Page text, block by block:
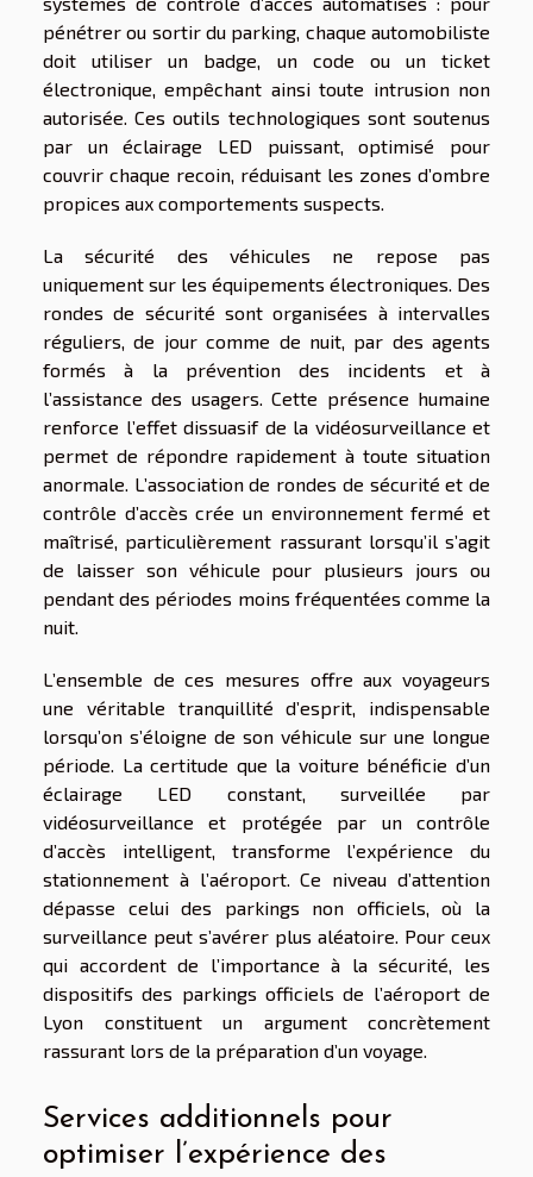
pénétrer ou sortir du parking, chaque automobiliste
doit utiliser un badge, un code ou un ticket
électronique, empêchant ainsi toute intrusion non
autorisée. Ces outils technologiques sont soutenus
par un éclairage LED puissant, optimisé pour
couvrir chaque recoin, réduisant les zones d’ombre
propices aux comportements suspects.
La sécurité des véhicules ne repose pas
uniquement sur les équipements électroniques. Des
rondes de sécurité sont organisées à intervalles
réguliers, de jour comme de nuit, par des agents
formés à la prévention des incidents et à
l’assistance des usagers. Cette présence humaine
renforce l’effet dissuasif de la vidéosurveillance et
permet de répondre rapidement à toute situation
anormale. L’association de rondes de sécurité et de
contrôle d’accès crée un environnement fermé et
maîtrisé, particulièrement rassurant lorsqu’il s’agit
de laisser son véhicule pour plusieurs jours ou
pendant des périodes moins fréquentées comme la
nuit.
L’ensemble de ces mesures offre aux voyageurs
une véritable tranquillité d’esprit, indispensable
lorsqu’on s’éloigne de son véhicule sur une longue
période. La certitude que la voiture bénéficie d’un
éclairage LED constant, surveillée par
vidéosurveillance et protégée par un contrôle
d’accès intelligent, transforme l’expérience du
stationnement à l’aéroport. Ce niveau d’attention
dépasse celui des parkings non officiels, où la
surveillance peut s’avérer plus aléatoire. Pour ceux
qui accordent de l’importance à la sécurité, les
dispositifs des parkings officiels de l’aéroport de
Lyon constituent un argument concrètement
rassurant lors de la préparation d’un voyage.
Services additionnels pour
optimiser l’expérience des